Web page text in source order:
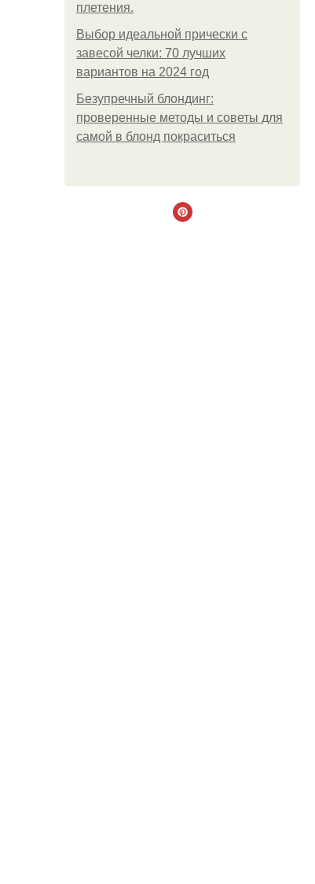
плетения.
Выбор идеальной прически с
завесой челки: 70 лучших
вариантов на 2024 год
Безупречный блондинг:
проверенные методы и советы для
самой в блонд покраситься